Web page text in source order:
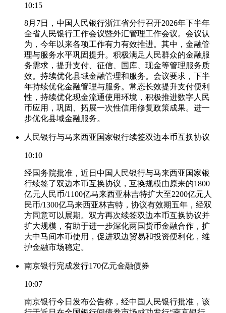
10:15
8月7日，中国人民银行浙江省分行召开2026年下半年
全省人民银行工作会议暨外汇管理工作会议。会议认
为，今年以来各项工作有力有效推进。其中，金融管
理与服务水平巩固提升。积极满足人民群众的金融服
务需求，提升支付、征信、国库、现金等管理服务质
效。持续优化县域金融管理和服务。会议要求，下半
年持续优化金融管理与服务。常态长效提升支付便利
性，持续优化现金流通使用环境，积极推进数字人民
币应用，巩固、拓展一次性信用修复政策成果。进一
步优化县域金融服务。
人民银行与马来西亚国家银行续签双边本币互换协议
10:10
经国务院批准，近日中国人民银行与马来西亚国家银
行续签了双边本币互换协议，互换规模由原来的1800
亿元人民币/1100亿马来西亚林吉特扩大至2200亿元人
民币/1300亿马来西亚林吉特，协议有效期五年，经双
方同意可以展期。双方再次续签双边本币互换协议并
扩大规模，有助于进一步深化两国货币金融合作，扩
大中马间本币使用，促进双边贸易和投资便利化，维
护金融市场稳定。
南京银行完成发行170亿元金融债券
10:07
南京银行今日发布公告称，经中国人民银行批准，该